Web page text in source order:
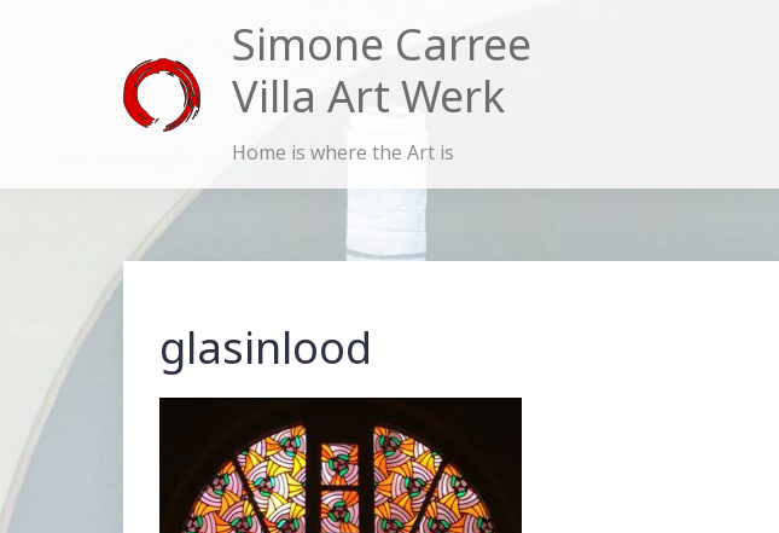
Simone Carree
Villa Art Werk
Home is where the Art is
glasinlood